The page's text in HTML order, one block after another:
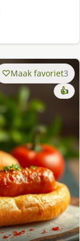
Maak favoriet3
👍